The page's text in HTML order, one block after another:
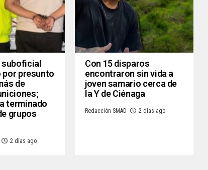
suboficial
por presunto
de
terminado
grupos
2 días ago
Con 15 disparos
encontraron sin vida a
joven samario cerca de
la Y de Ciénaga
Redacción SMAD 2 días ago